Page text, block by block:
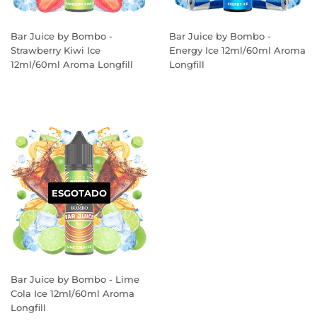
Bar Juice by Bombo -
Strawberry Kiwi Ice
12ml/60ml Aroma Longfill
Bar Juice by Bombo -
Energy Ice 12ml/60ml Aroma
Longfill
ESGOTADO
Bar Juice by Bombo - Lime
Cola Ice 12ml/60ml Aroma
Longfill